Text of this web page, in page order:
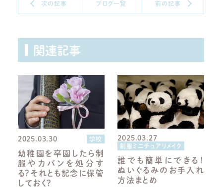
次の記事 前の記事
ブログ一覧
関連記事
2025.03.30 学校
幼稚園を卒園したら制
服やカバンを処分す
る？それとも記念に保管
しておく？
2025.03.27
制服ミニチュアリメイク
誰でも簡単にできる！
ぬいぐるみのお手入れ
方法まとめ